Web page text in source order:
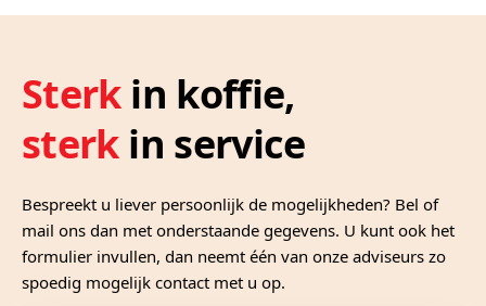
Sterkin koffie,
sterkin service
Bespreekt u liever persoonlijk de mogelijkheden? Bel of
mail ons dan met onderstaande gegevens. U kunt ook het
formulier invullen, dan neemt één van onze adviseurs zo
spoedig mogelijk contact met u op.